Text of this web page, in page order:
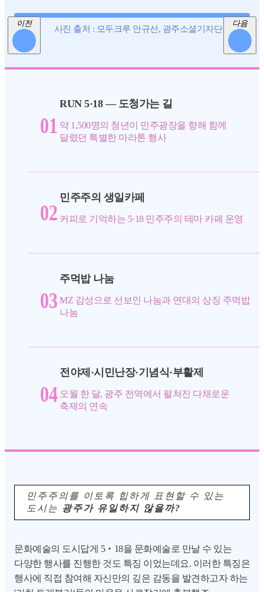
이전 다음
사진 출처 : 모두크루 안규선, 광주소셜기자단 박현숙
01
RUN 5·18 — 도청가는 길
약 1,500명의 청년이 민주광장을 향해 함께
달렸던 특별한 마라톤 행사
02
민주주의 생일카페
커피로 기억하는 5·18 민주주의 테마 카페 운영
03
주먹밥 나눔
MZ 감성으로 선보인 나눔과 연대의 상징 주먹밥
나눔
04
전야제·시민난장·기념식·부활제
오월 한 달, 광주 전역에서 펼쳐진 다채로운
축제의 연속
민주주의를 이토록 힙하게 표현할 수 있는
도시는 광주가 유일하지 않을까?
문화예술의 도시답게 5‧18을 문화예술로 만날 수 있는
다양한 행사를 진행한 것도 특징 이었는데요. 이러한 특징은
행사에 직접 참여해 자신만의 깊은 감동을 발견하고자 하는